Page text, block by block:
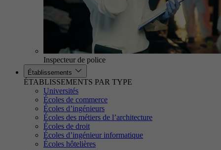
Inspecteur de police
Établissements
ÉTABLISSEMENTS PAR TYPE
Universités
Écoles de commerce
Écoles d’ingénieurs
Écoles des métiers de l’architecture
Écoles de droit
Écoles d’ingénieur informatique
Écoles hôtelières